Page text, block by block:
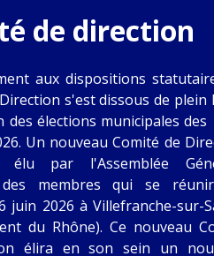
de direction
aux dispositions
s'est dissous de plein
des élections municipales des
Un nouveau Comité de
par l'Assemblée
des membres qui se
juin 2026 à Villefranche-sur-
du Rhône). Ce nouveau
élira en son sein un